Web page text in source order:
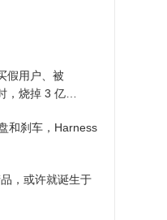
假用户、被
，烧掉 3 亿
和刹车，Harness
，或许就诞生于